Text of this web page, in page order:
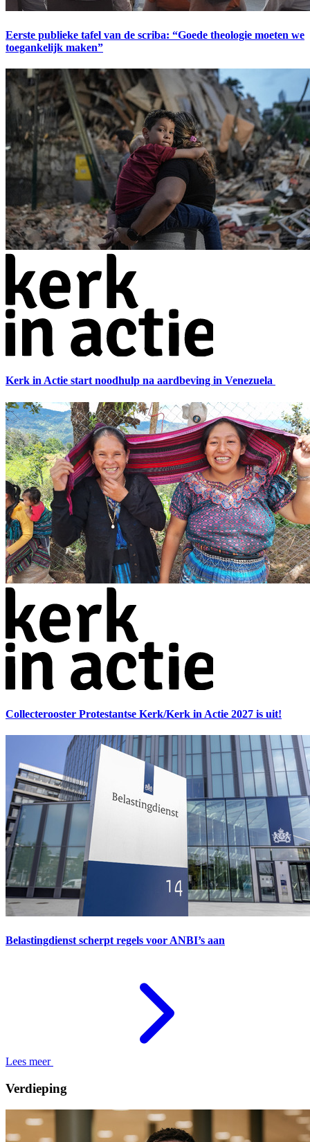
Eerste publieke tafel van de scriba: “Goede theologie moeten we
toegankelijk maken”
Kerk in Actie start noodhulp na aardbeving in Venezuela
Collecterooster Protestantse Kerk/Kerk in Actie 2027 is uit!
Belastingdienst scherpt regels voor ANBI’s aan
Lees meer
Verdieping